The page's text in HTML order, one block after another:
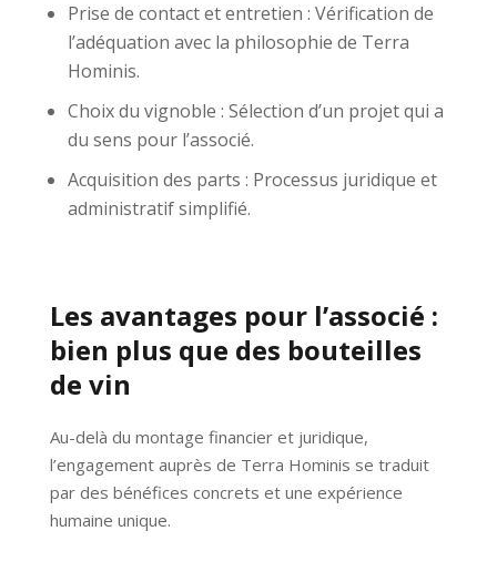
Prise de contact et entretien : Vérification de
l’adéquation avec la philosophie de Terra
Hominis.
Choix du vignoble : Sélection d’un projet qui a
du sens pour l’associé.
Acquisition des parts : Processus juridique et
administratif simplifié.
Les avantages pour l’associé :
bien plus que des bouteilles
de vin
Au-delà du montage financier et juridique,
l’engagement auprès de Terra Hominis se traduit
par des bénéfices concrets et une expérience
humaine unique.